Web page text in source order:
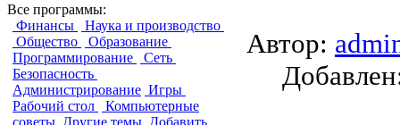
Все программы:
Финансы
Наука и производство
Общество
Образование
Программирование
Сеть
Безопасность
Администрирование Игры
Рабочий стол
Компьютерные
советы Другие темы Добавить
Автор: